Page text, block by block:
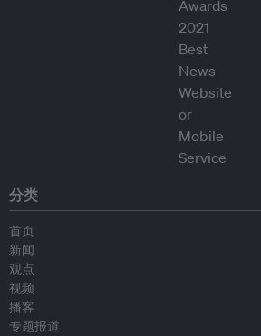
分类
首页
新闻
观点
视频
播客
专题报道